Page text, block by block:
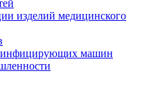
изделий медицинского
машин